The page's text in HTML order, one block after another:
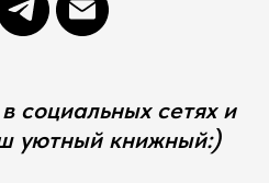
социальных сетях и
уютный книжный:)